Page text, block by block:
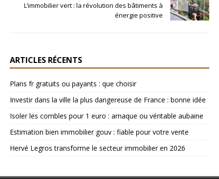
L’immobilier vert : la révolution des bâtiments à
énergie positive
ARTICLES RÉCENTS
Plans fr gratuits ou payants : que choisir
Investir dans la ville la plus dangereuse de France : bonne idée
Isoler les combles pour 1 euro : arnaque ou véritable aubaine
Estimation bien immobilier gouv : fiable pour votre vente
Hervé Legros transforme le secteur immobilier en 2026